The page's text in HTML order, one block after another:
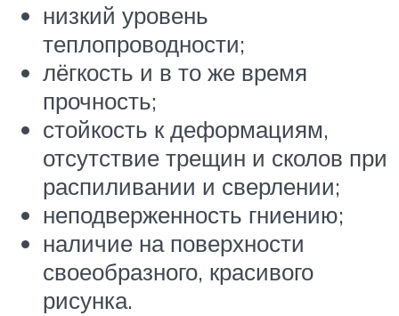
низкий уровень
теплопроводности;
лёгкость и в то же время
прочность;
стойкость к деформациям,
отсутствие трещин и сколов при
распиливании и сверлении;
неподверженность гниению;
наличие на поверхности
своеобразного, красивого
рисунка.